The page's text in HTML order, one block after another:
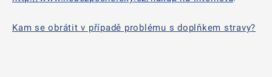
Kam se obrátit v případě problému s doplňkem stravy?